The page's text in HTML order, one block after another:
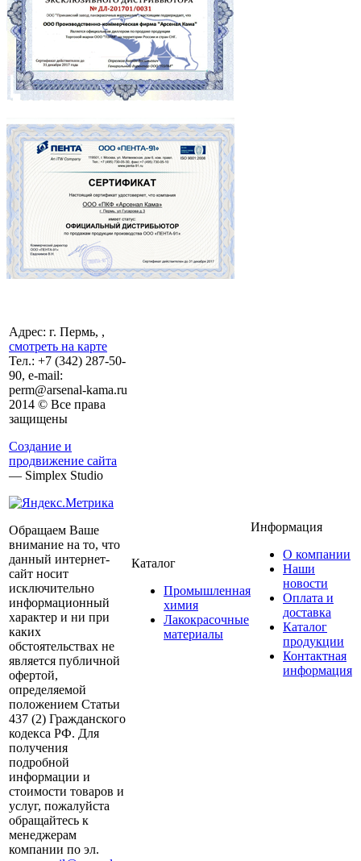
Адрес: г. Пермь, ,
смотреть на карте
Тел.: +7 (342) 287-50-
90, e-mail:
perm@arsenal-kama.ru
2014 © Все права
защищены
Создание и
продвижение сайта
— Simplex Studio
Обращаем Ваше
внимание на то, что
данный интернет-
сайт носит
исключительно
информационный
характер и ни при
каких
обстоятельствах не
является публичной
офертой,
определяемой
положением Статьи
437 (2) Гражданского
кодекса РФ. Для
получения
подробной
информации и
стоимости товаров и
услуг, пожалуйста
обращайтесь к
менеджерам
компании по эл.
Каталог
Промышленная
химия
Лакокрасочные
материалы
Информация
О компании
Наши
новости
Оплата и
доставка
Каталог
продукции
Контактная
информация